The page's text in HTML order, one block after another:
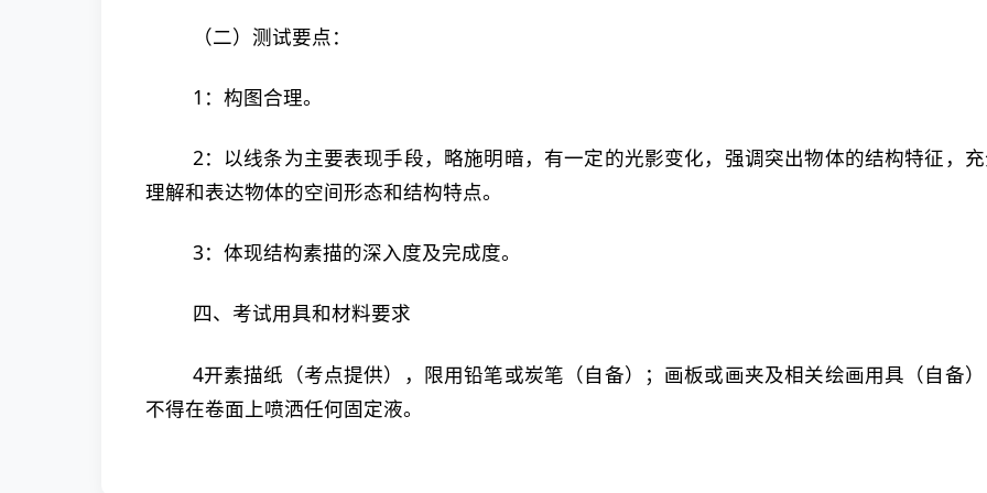
（二）测试要点：
1：构图合理。
2：以线条为主要表现手段，略施明暗，有一定的光影变化，强调突出物体的结构特征，
理解和表达物体的空间形态和结构特点。
3：体现结构素描的深入度及完成度。
四、考试用具和材料要求
4开素描纸（考点提供），限用铅笔或炭笔（自备）；画板或画夹及相关绘画用具（自备
不得在卷面上喷洒任何固定液。